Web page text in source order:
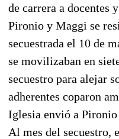
de carrera a docentes
Pironio y Maggi se
secuestrada el 10 de
se movilizaban en
secuestro para alejar
adherentes coparon
Iglesia envió a Pironio
Al mes del secuestro,